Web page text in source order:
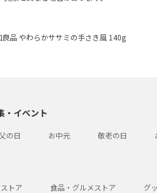
良品 やわらかササミの手さき風 140g
・イベント
の日 お中元 敬老の日
トア 食品・グルメストア グ